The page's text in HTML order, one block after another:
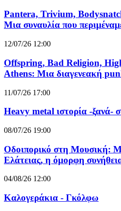
Pantera, Trivium,
Μια συναυλία που
12/07/26 12:00
Offspring, Bad Religion,
Athens: Μια διαγενεακή
11/07/26 17:00
Heavy metal ιστορία -ξανά-
08/07/26 19:00
Οδοιπορικό στη Μουσική:
Ελάτειας, η όμορφη
04/08/26 12:00
Καλογεράκια - Γκόλφω